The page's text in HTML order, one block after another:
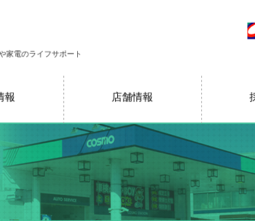
家電のライフサポート
報 店舗情報